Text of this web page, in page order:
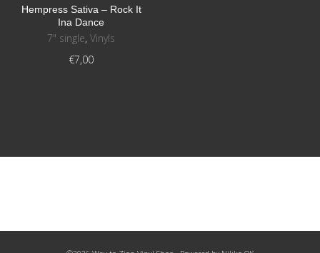
Hempress Sativa ‎– Rock It
Ina Dance
7" single,Vinyls
€7,00